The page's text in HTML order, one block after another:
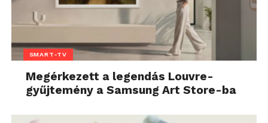
SMART-TV
Megérkezett a legendás Louvre-
gyűjtemény a Samsung Art Store-ba